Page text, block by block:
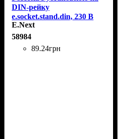
DIN-рейку
e.socket.stand.din, 230 В
E.Next s004001
E.Next
58984
89.24грн